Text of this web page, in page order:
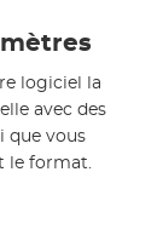
logiciel la
avec des
que vous
le format.